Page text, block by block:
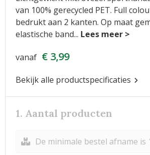
van 100% gerecycled PET. Full
bedrukt aan 2 kanten. Op maat
elastische band...
vanaf € 3,99
Bekijk alle productspecificaties
1. Aantal producten
De minimale bestel afname is